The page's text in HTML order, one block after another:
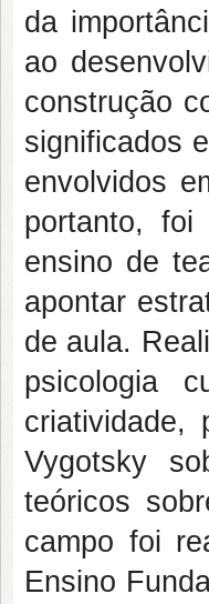
da
ao
construção
significados
envolvidos
portanto, foi
ensino de
apontar
de aula.
psicologia
criatividade,
Vygotsky
teóricos
campo foi
Ensino